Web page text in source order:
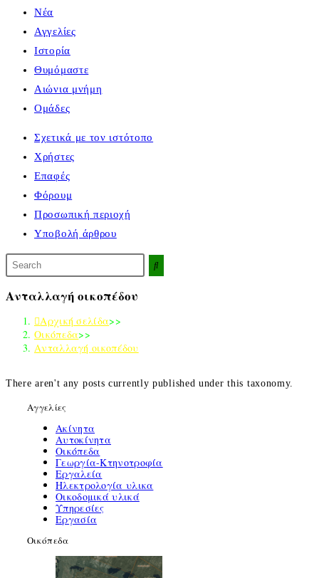
Νέα
Αγγελίες
Ιστορία
Θυμόμαστε
Αιώνια μνήμη
Ομάδες
Σχετικά με τον ιστότοπο
Χρήστες
Επαφές
Φόρουμ
Προσωπική περιοχή
Υποβολή άρθρου
Αναζήτηση
σε
τον
Ανταλλαγή οικοπέδου
Αρχική σελίδα>>
Οικόπεδα>>
Ανταλλαγή οικοπέδου
There aren't any posts currently published under this taxonomy.
Αγγελίες
Ακίνητα
Αυτοκίνητα
Οικόπεδα
Γεωργία-Κτηνοτροφία
Εργαλεία
Ηλεκτρολογία υλικα
Οικοδομικά υλικά
Υπηρεσίες
Εργασία
Οικόπεδα